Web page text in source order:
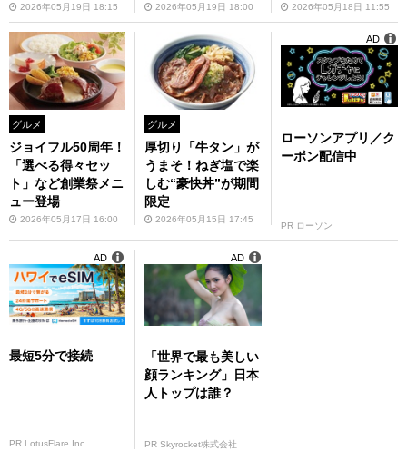
2026年05月19日 18:15 2026年05月19日 18:00 2026年05月18日 11:55
グルメ
ジョイフル50周年！
「選べる得々セッ
ト」など創業祭メニ
ュー登場
2026年05月17日 16:00
グルメ
厚切り「牛タン」が
うまそ！ねぎ塩で楽
しむ“豪快丼”が期間
限定
2026年05月15日 17:45
ローソンアプリ／ク
ーポン配信中
PR ローソン
AD
最短5分で接続
PR LotusFlare Inc
AD
「世界で最も美しい
顔ランキング」日本
人トップは誰？
PR Skyrocket株式会社
AD